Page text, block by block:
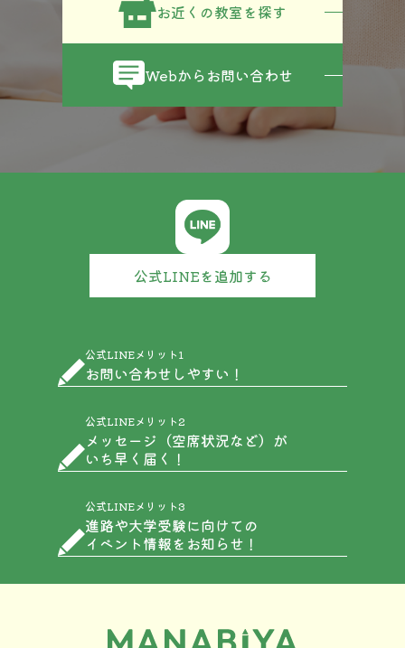
お近くの教室を探す
Webからお問い合わせ
公式LINEを追加する
公式LINEメリット1
お問い合わせしやすい！
公式LINEメリット2
メッセージ（空席状況など）が
いち早く届く！
公式LINEメリット3
進路や大学受験に向けての
イベント情報をお知らせ！